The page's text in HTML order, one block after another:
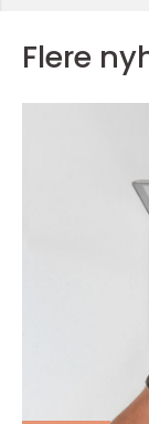
Flere